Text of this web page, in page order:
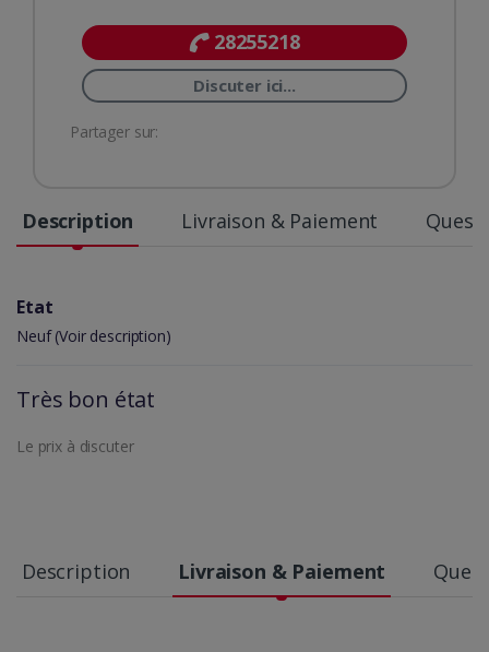
28255218
Discuter ici...
Partager sur:
Description Livraison & Paiement
Etat
Neuf (Voir description)
Très bon état
Le prix à discuter
Description Livraison & Paiement